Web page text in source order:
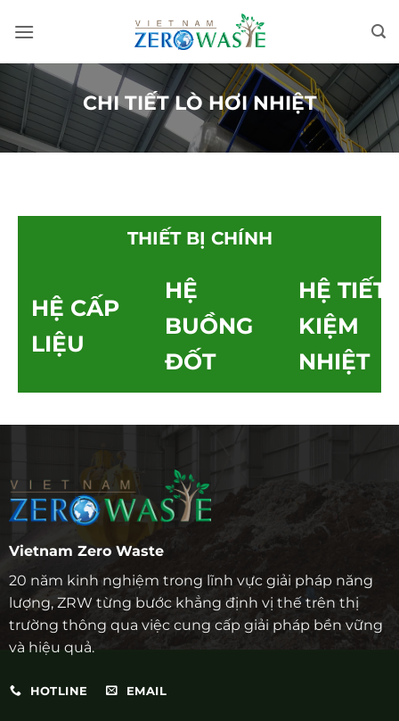
CHI TIẾT LÒ HƠI NHIỆT
THIẾT BỊ CHÍNH
HỆ CẤP
LIỆU
HỆ
BUỒNG
ĐỐT
HỆ TIẾT
KIỆM
NHIỆT
Vietnam Zero Waste
20 năm kinh nghiệm trong lĩnh vực giải pháp năng
lượng, ZRW từng bước khẳng định vị thế trên thị
trường thông qua việc cung cấp giải pháp bền vững
và hiệu quả.
HOTLINE EMAIL